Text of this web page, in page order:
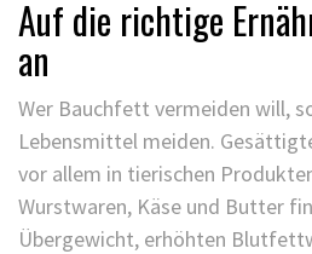
Auf die richtige
an
Wer Bauchfett vermeiden will,
Lebensmittel meiden.
vor allem in tierischen
Wurstwaren, Käse und Butter
Übergewicht, erhöhten